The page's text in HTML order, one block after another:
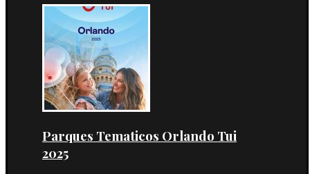
Parques Tematicos Orlando Tui
2025